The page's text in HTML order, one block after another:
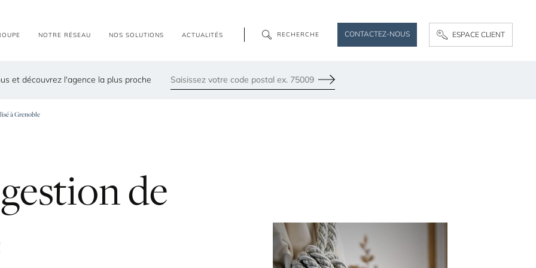
OUPE NOTR E R ÉSEAU NOS SO L UTIO NS ACTUAL ITÉS REC H ERC H E CONTACTEZ-NOUS ESPACE CLIENT
et découvrez l'agence la plus proche Envoyer
79300
à Grenoble
gestionde